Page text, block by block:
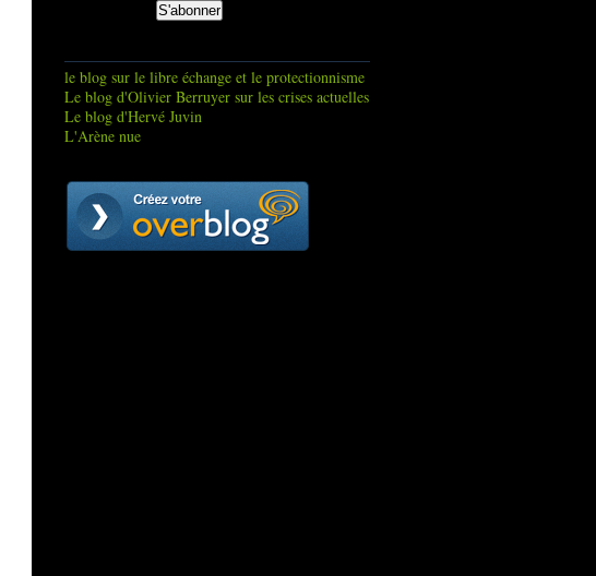
le blog sur le libre échange et le protectionnisme
Le blog d'Olivier Berruyer sur les crises actuelles
Le blog d'Hervé Juvin
L'Arène nue